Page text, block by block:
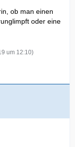
ob man einen
oder eine
um 12:10)